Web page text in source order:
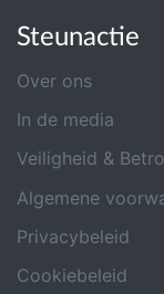
Steunactie
Over ons
In de media
Veiligheid &
Algemene
Privacybeleid
Cookiebeleid